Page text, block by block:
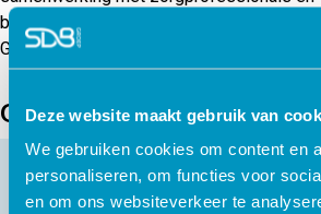
Deze website maakt gebruik van
We gebruiken cookies om content en
personaliseren, om functies voor
en om ons websiteverkeer te
bipolaire stoornissen en de
GGZ standaarden.
Gerelateerde producten